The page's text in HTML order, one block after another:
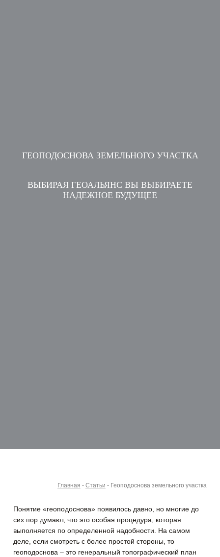
ГЕОПОДОСНОВА ЗЕМЕЛЬНОГО УЧАСТКА
ВЫБИРАЯ ГЕОАЛЬЯНС ВЫ ВЫБИРАЕТЕ
НАДЕЖНОЕ БУДУЩЕЕ
Главная - Статьи - Геоподоснова земельного участка
Понятие «геоподоснова» появилось давно, но многие до
сих пор думают, что это особая процедура, которая
выполняется по определенной надобности. На самом
деле, если смотреть с более простой стороны, то
геоподоснова – это генеральный топографический план